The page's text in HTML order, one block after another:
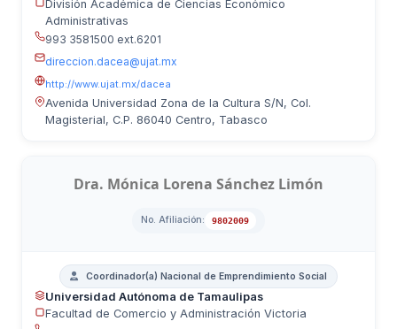
División Académica de Ciencias Económico
Administrativas
993 3581500 ext.6201
direccion.dacea@ujat.mx
http://www.ujat.mx/dacea
Avenida Universidad Zona de la Cultura S/N, Col.
Magisterial, C.P. 86040 Centro, Tabasco
Dra. Mónica Lorena Sánchez Limón
No. Afiliación: 9802009
Coordinador(a) Nacional de Emprendimiento Social
Universidad Autónoma de Tamaulipas
Facultad de Comercio y Administración Victoria